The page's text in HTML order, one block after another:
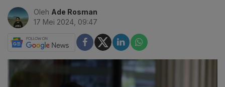
Oleh Ade Rosman
17 Mei 2024, 09:47